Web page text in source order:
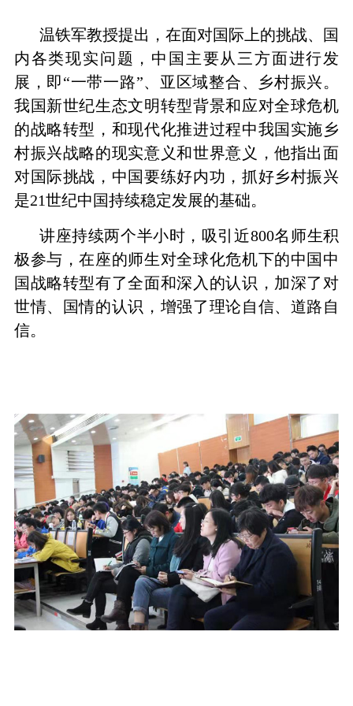
温铁军教授提出，在面对国际上的挑战、国
内各类现实问题，中国主要从三方面进行发
展，即“一带一路”、亚区域整合、乡村振兴。
我国新世纪生态文明转型背景和应对全球危机
的战略转型，和现代化推进过程中我国实施乡
村振兴战略的现实意义和世界意义，他指出面
对国际挑战，中国要练好内功，抓好乡村振兴
是21世纪中国持续稳定发展的基础。
讲座持续两个半小时，吸引近800名师生积
极参与，在座的师生对全球化危机下的中国中
国战略转型有了全面和深入的认识，加深了对
世情、国情的认识，增强了理论自信、道路自
信。